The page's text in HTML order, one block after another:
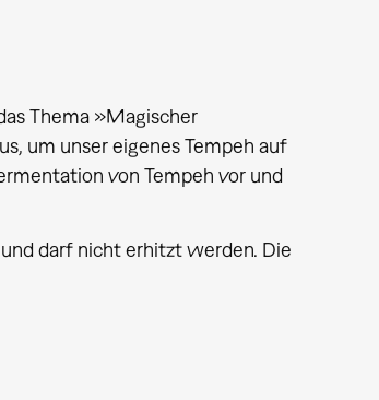
Thema »Magischer
um unser eigenes Tempeh auf
von Tempeh vor und
darf nicht erhitzt werden. Die